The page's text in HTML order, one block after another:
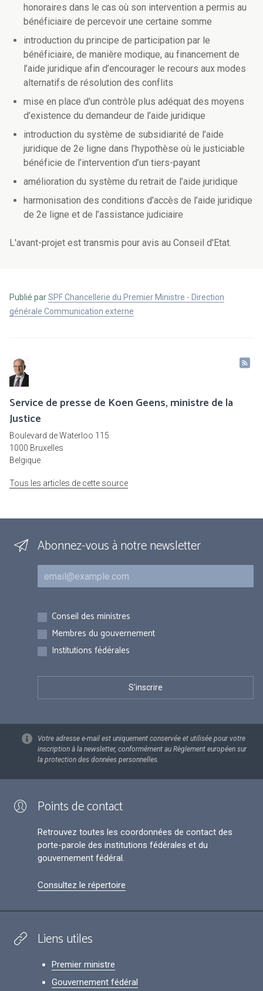
honoraires dans le cas où son intervention a permis au
bénéficiaire de percevoir une certaine somme
introduction du principe de participation par le
bénéficiaire, de manière modique, au financement de
l’aide juridique afin d’encourager le recours aux modes
alternatifs de résolution des conflits
mise en place d'un contrôle plus adéquat des moyens
d’existence du demandeur de l’aide juridique
introduction du système de subsidiarité de l’aide
juridique de 2e ligne dans l’hypothèse où le justiciable
bénéficie de l’intervention d’un tiers-payant
amélioration du système du retrait de l’aide juridique
harmonisation des conditions d’accès de l’aide juridique
de 2e ligne et de l’assistance judiciaire
L'avant-projet est transmis pour avis au Conseil d'Etat.
Publié parSPF Chancellerie du Premier Ministre - Direction
générale Communication externe
Service de presse de Koen Geens, ministre de la
Justice
Boulevard de Waterloo 115
1000 Bruxelles
Belgique
Tous les articles de cette source
Abonnez-vous à notre newsletter
Courriel
Inscriptions
Conseil des ministres
Membres du gouvernement
Institutions fédérales
Votre adresse e-mail est uniquement conservée et utilisée pour votre
inscription à la newsletter, conformément au Règlement européen sur
la protection des données personnelles.
Points de contact
Retrouvez toutes les coordonnées de contact des
porte-parole des institutions fédérales et du
gouvernement fédéral.
Consultez le répertoire
Liens utiles
Premier ministre
Gouvernement fédéral